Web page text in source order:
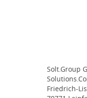
Solt.Group
Friedrich-